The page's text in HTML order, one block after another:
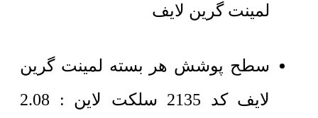
لمینت گرین لایف
سطح پوشش هر بسته لمینت گرین
لایف کد 2135 سلکت لاین : 2.08